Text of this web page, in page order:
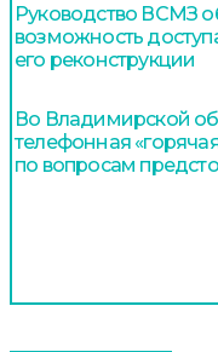
Руководство ВСМЗ
возможность
его реконструкции
Во Владимирской
телефонная
по вопросам